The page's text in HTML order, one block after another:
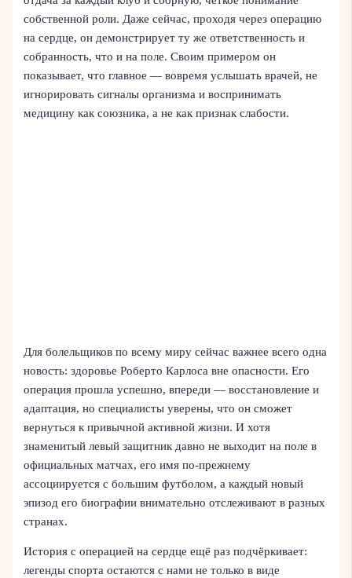
собственной роли. Даже сейчас, проходя через операцию
на сердце, он демонстрирует ту же ответственность и
собранность, что и на поле. Своим примером он
показывает, что главное — вовремя услышать врачей, не
игнорировать сигналы организма и воспринимать
медицину как союзника, а не как признак слабости.
Для болельщиков по всему миру сейчас важнее всего одна
новость: здоровье Роберто Карлоса вне опасности. Его
операция прошла успешно, впереди — восстановление и
адаптация, но специалисты уверены, что он сможет
вернуться к привычной активной жизни. И хотя
знаменитый левый защитник давно не выходит на поле в
официальных матчах, его имя по‑прежнему
ассоциируется с большим футболом, а каждый новый
эпизод его биографии внимательно отслеживают в разных
странах.
История с операцией на сердце ещё раз подчёркивает:
легенды спорта остаются с нами не только в виде